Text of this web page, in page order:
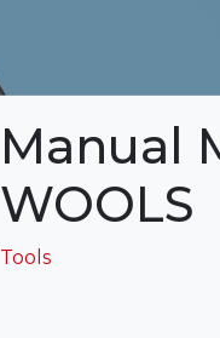
Manual
WOOLS
Tools